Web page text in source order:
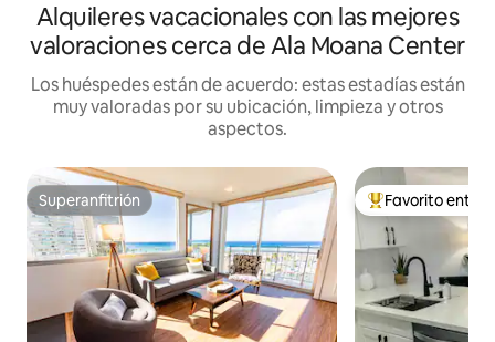
Alquileres vacacionales con las mejores
valoraciones cerca de Ala Moana Center
Los huéspedes están de acuerdo: estas estadías están
muy valoradas por su ubicación, limpieza y otros
aspectos.
Superanfitrión
Superanfitrión Favorito entre
Favorito entre